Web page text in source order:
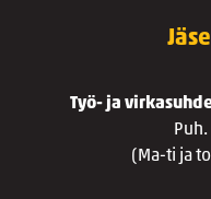
Työ- ja
(Ma-ti ja